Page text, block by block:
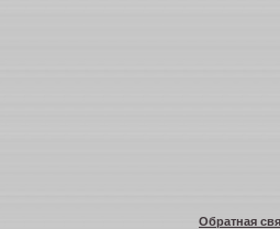
Обратная